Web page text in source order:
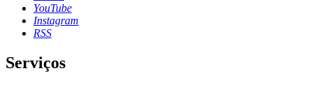
YouTube
Instagram
RSS
Serviços